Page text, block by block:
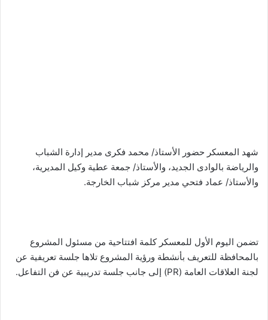
شهد المعسكر حضور الأستاذ/ محمد فكرى مدير إدارة الشباب
والرياضة بالوادى الجديد، والأستاذ/ جمعة عطية وكيل المديرية،
والأستاذ/ عماد فتحي مدير مركز شباب الخارجة.
تضمن اليوم الأول للمعسكر كلمة افتتاحية من مسئول المشروع
بالمحافظة للتعريف بأنشطة ورؤية المشروع تلاها جلسة تعريفية عن
لجنة العلاقات العامة (PR) إلى جانب جلسة تدريبية عن فن التفاعل.